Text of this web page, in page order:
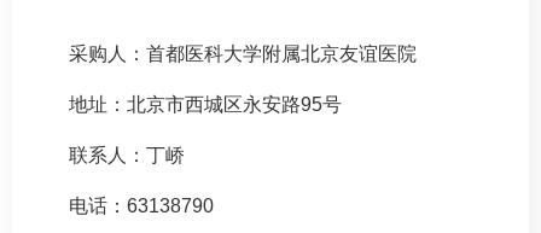
采购人：首都医科大学附属北京友谊医院
地址：北京市西城区永安路95号
联系人：丁峤
电话：63138790